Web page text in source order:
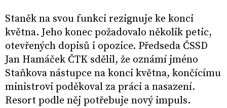
Staněk na svou funkci rezignuje ke konci
května. Jeho konec požadovalo několik petic,
otevřených dopisů i opozice. Předseda ČSSD
Jan Hamáček ČTK sdělil, že oznámí jméno
Staňkova nástupce na konci května, končícímu
ministrovi poděkoval za práci a nasazení.
Resort podle něj potřebuje nový impuls.